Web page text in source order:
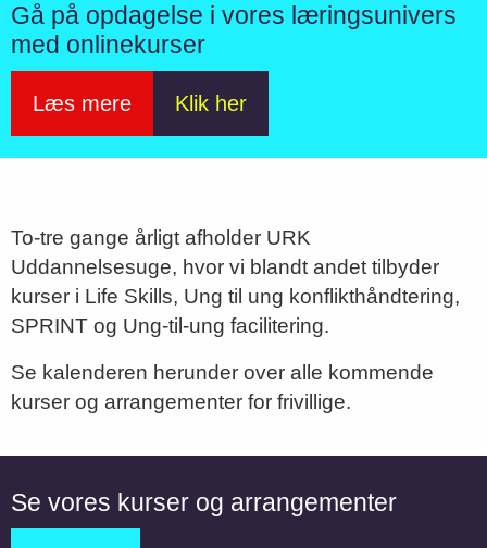
Gå på opdagelse i vores læringsunivers
med onlinekurser
Læs mere Klik her
To-tre gange årligt afholder URK
Uddannelsesuge, hvor vi blandt andet tilbyder
kurser i Life Skills, Ung til ung konflikthåndtering,
SPRINT og Ung-til-ung facilitering.
Se kalenderen herunder over alle kommende
kurser og arrangementer for frivillige.
Se vores kurser og arrangementer